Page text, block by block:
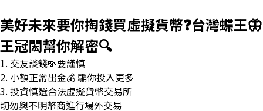
美好未來要你掏錢買虛擬貨幣❓台灣蝶王🦋
王冠閎幫你解密🔍
1. 交友談錢💸要謹慎
2. 小額正常出金💰 騙你投入更多
3. 投資慎選合法虛擬貨幣交易所
切勿與不明幣商進行場外交易